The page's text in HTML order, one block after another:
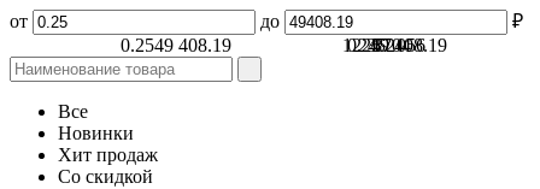
от до
₽
0.2549 408.19 0.25
12 352
24 704
37 056
49 408.19
Все
Новинки
Хит продаж
Со скидкой